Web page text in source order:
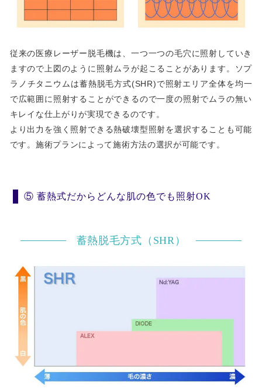
従来の医療レーザー脱毛機は、一つ一つの毛穴に照射していき
ますので上図のように照射ムラが起こることがあります。ソプ
ラノチタニウムは蓄熱脱毛方式(SHR)で照射エリア全体を均一
で広範囲に照射することができるので一度の照射でムラの無い
キレイな仕上がりが実現できるのです。
より出力を強く照射できる熱破壊型照射を選択することも可能
です。施術プランによって施術方法の選択が可能です。
⑤ 蓄熱式だからどんな肌の色でも照射OK
蓄熱脱毛方式（SHR）